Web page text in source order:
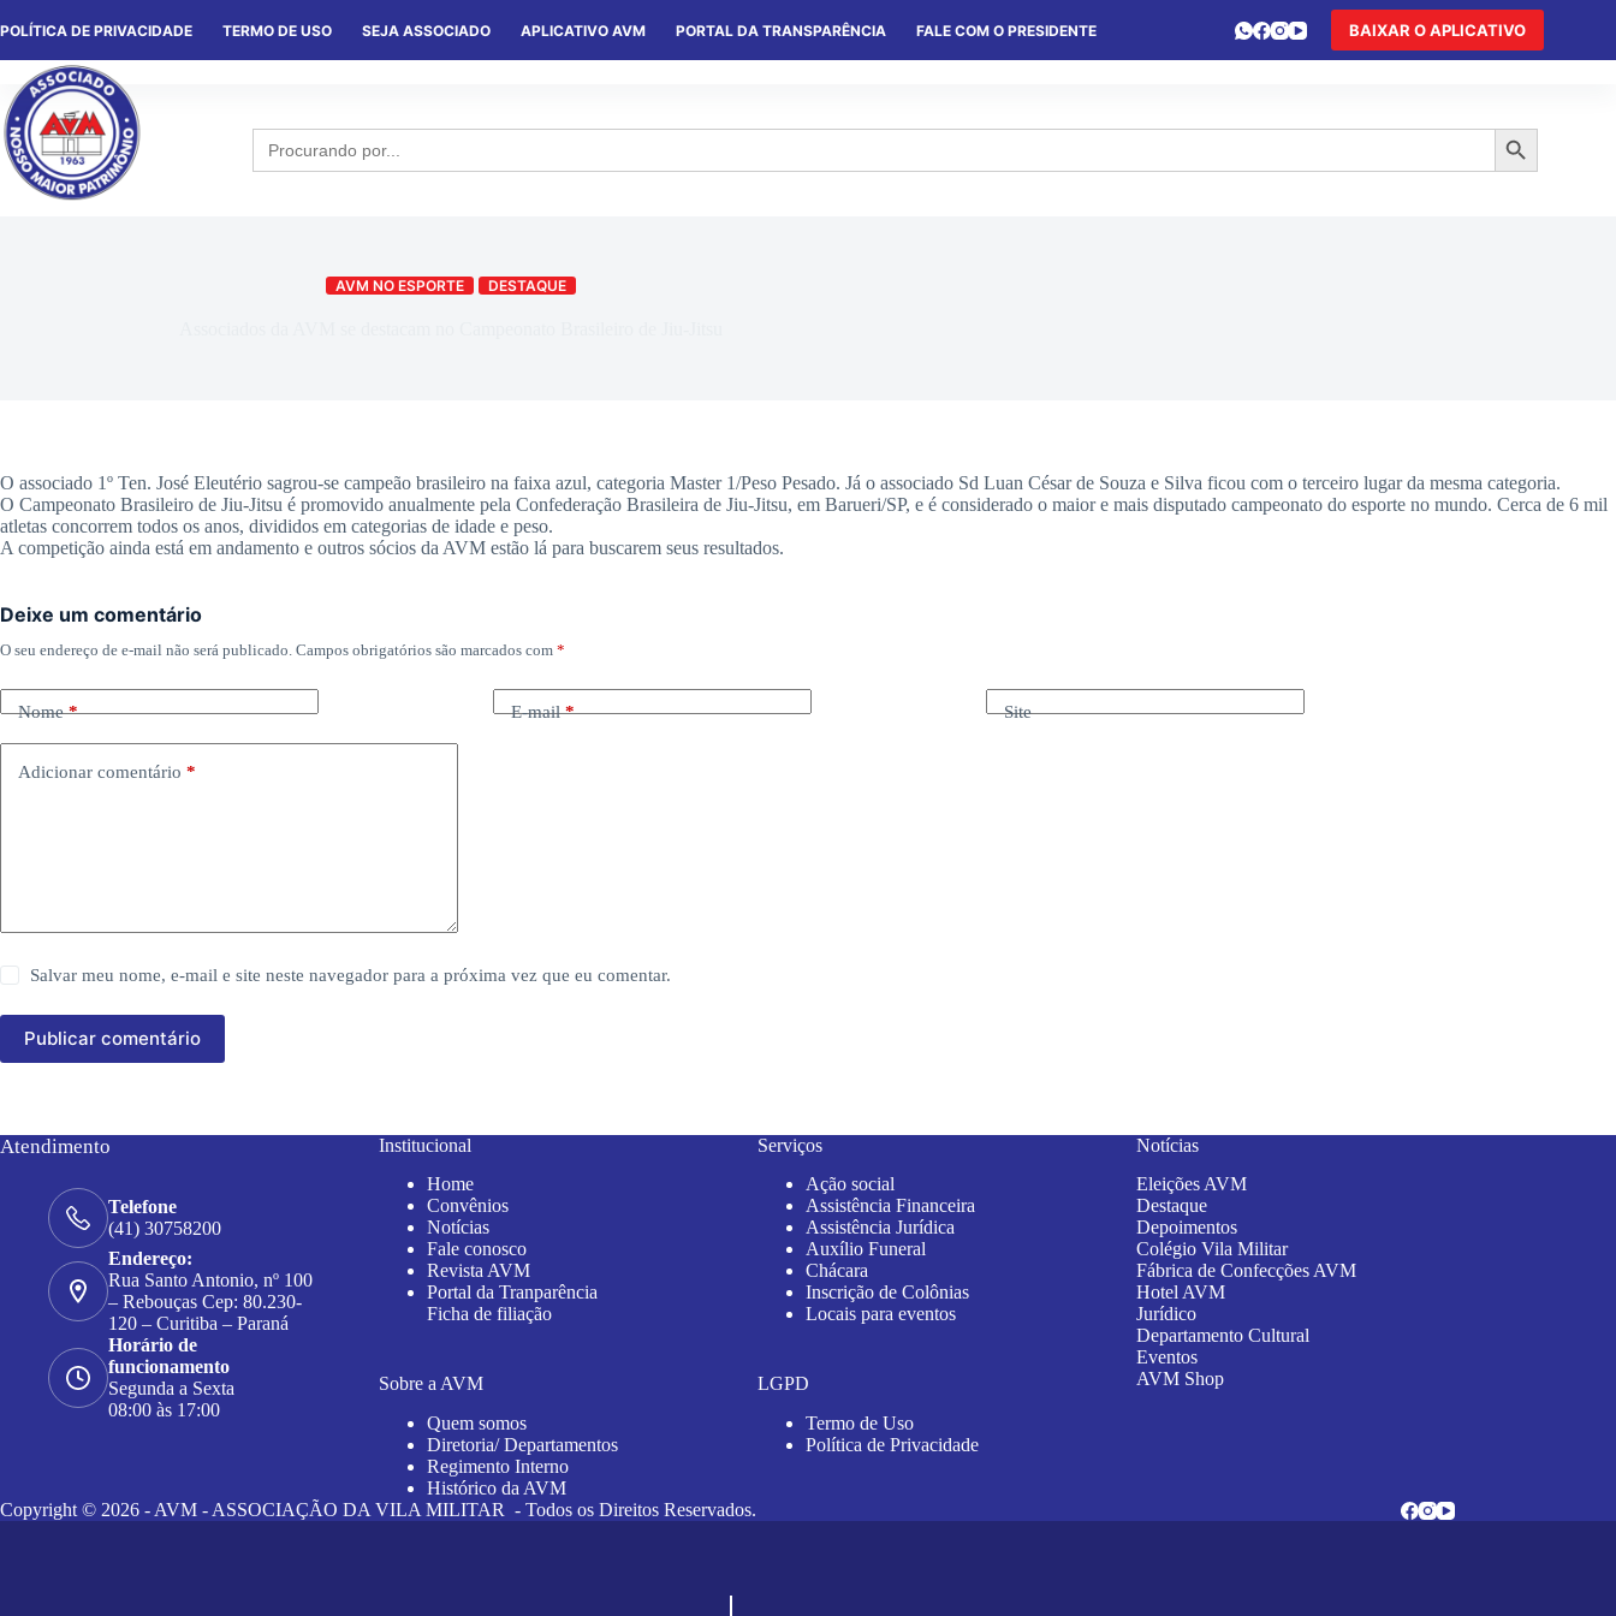
POLÍTICA DE PRIVACIDADE TERMO DE USO SEJA ASSOCIADO APLICATIVO AVM PORTAL DA TRANSPARÊNCIA FALE COM O PRESIDENTE BAIXAR O APLICATIVO
Search
for: Search Button
AVM NO ESPORTE DESTAQUE
O associado 1º Ten. José Eleutério sagrou-se campeão brasileiro na faixa azul, categoria Master 1/Peso Pesado. Já o associado Sd Luan César de Souza e Silva ficou com o terceiro lugar da mesma categoria.
O Campeonato Brasileiro de Jiu-Jitsu é promovido anualmente pela Confederação Brasileira de Jiu-Jitsu, em Barueri/SP, e é considerado o maior e mais disputado campeonato do esporte no mundo. Cerca de 6 mil
atletas concorrem todos os anos, divididos em categorias de idade e peso.
A competição ainda está em andamento e outros sócios da AVM estão lá para buscarem seus resultados.
Deixe um comentário
O seu endereço de e-mail não será publicado. Campos obrigatórios são marcados com *
Nome* E-mail* Site
Adicionar comentário *
Salvar meu nome, e-mail e site neste navegador para a próxima vez que eu comentar.
Publicar comentário
Atendimento
Telefone
(41) 30758200
Endereço:
Rua Santo Antonio, nº 100
– Rebouças Cep: 80.230-
120 – Curitiba – Paraná
Horário de
funcionamento
Segunda a Sexta
08:00 às 17:00
Institucional
Home
Convênios
Notícias
Fale conosco
Revista AVM
Portal da Tranparência
Ficha de filiação
Sobre a AVM
Quem somos
Diretoria/ Departamentos
Regimento Interno
Histórico da AVM
Serviços
Ação social
Assistência Financeira
Assistência Jurídica
Auxílio Funeral
Chácara
Inscrição de Colônias
Locais para eventos
LGPD
Termo de Uso
Política de Privacidade
Notícias
Eleições AVM
Destaque
Depoimentos
Colégio Vila Militar
Fábrica de Confecções AVM
Hotel AVM
Jurídico
Departamento Cultural
Eventos
AVM Shop
Copyright © 2026 - AVM - ASSOCIAÇÃO DA VILA MILITAR - Todos os Direitos Reservados.